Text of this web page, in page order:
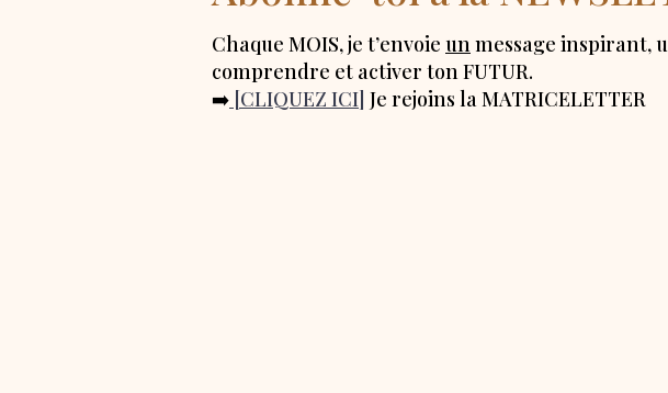
Chaque MOIS, je t’envoie unmessage inspirant,
comprendre et activer ton FUTUR.
➡️ [CLIQUEZ ICI] Je rejoins la MATRICELETTER